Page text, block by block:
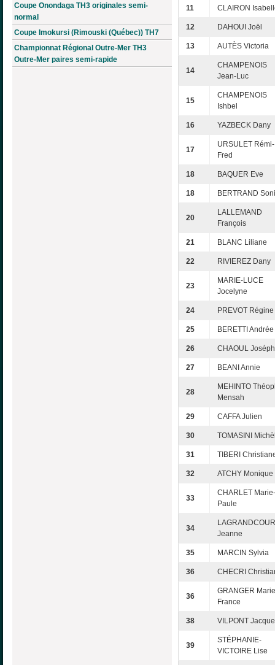
Coupe Onondaga TH3 originales semi-
normal
Coupe Imokursi (Rimouski (Québec)) TH7
Championnat Régional Outre-Mer TH3
Outre-Mer paires semi-rapide
11 CLAIRON
12 DAHOUI Joël
13 AUTÈS Victoria
14
CHAMPENOIS
Jean-Luc
15
CHAMPENOIS
Ishbel
16 YAZBECK Dany
17
URSULET Rémi-
Fred
18 BAQUER Eve
18 BERTRAND
20
LALLEMAND
François
21 BLANC Liliane
22 RIVIEREZ Dany
23
MARIE-LUCE
Jocelyne
24 PREVOT Régine
25 BERETTI Andrée
26 CHAOUL
27 BEANI Annie
28
MEHINTO
Mensah
29 CAFFA Julien
30 TOMASINI
31 TIBERI
32 ATCHY Monique
33
CHARLET Marie-
Paule
34
Jeanne
35 MARCIN Sylvia
36 CHECRI
36
GRANGER
France
38 VILPONT
39
STÉPHANIE-
VICTOIRE Lise